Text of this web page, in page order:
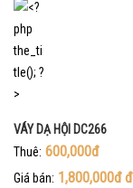
VÁY DẠ HỘI DC266
Thuê: 600,000đ
Giá bán: 1,800,000đđ